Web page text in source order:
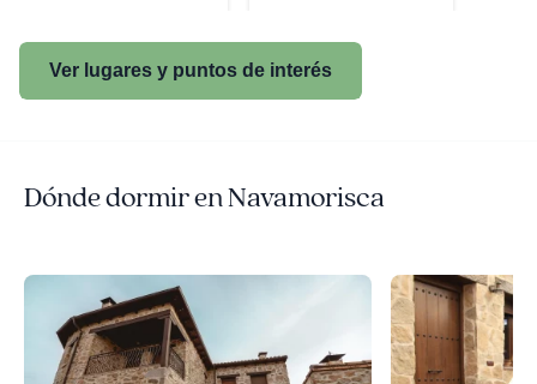
Ver lugares y puntos de interés
Dónde dormir en Navamorisca